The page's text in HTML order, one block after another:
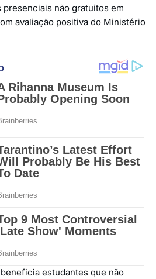
não gratuitos em
avaliação positiva do Ministério
estudantes que não